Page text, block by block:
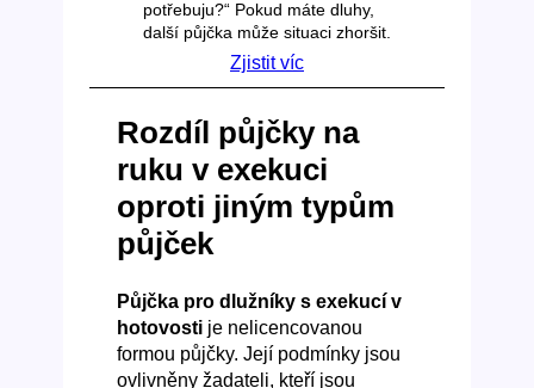
potřebuju?“ Pokud máte dluhy,
další půjčka může situaci zhoršit.
Zjistit víc
Rozdíl půjčky na
ruku v exekuci
oproti jiným typům
půjček
Půjčka pro dlužníky s exekucí v
hotovostije nelicencovanou
formou půjčky. Její podmínky jsou
ovlivněny žadateli, kteří jsou